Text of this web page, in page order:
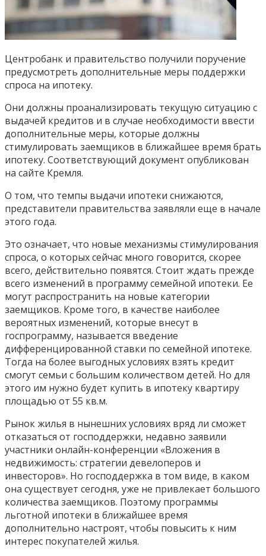
Центробанк и правительство получили поручение
предусмотреть дополнительные меры поддержки
спроса на ипотеку.
Они должны проанализировать текущую ситуацию с
выдачей кредитов и в случае необходимости ввести
дополнительные меры, которые должны
стимулировать заемщиков в ближайшее время брать
ипотеку. Соответствующий документ опубликован
на сайте Кремля.
О том, что темпы выдачи ипотеки снижаются,
представители правительства заявляли еще в начале
этого года.
Это означает, что новые механизмы стимулирования
спроса, о которых сейчас много говорится, скорее
всего, действительно появятся. Стоит ждать прежде
всего изменений в программу семейной ипотеки. Ее
могут распространить на новые категории
заемщиков. Кроме того, в качестве наиболее
вероятных изменений, которые внесут в
госпрограмму, называется введение
дифференцированной ставки по семейной ипотеке.
Тогда на более выгодных условиях взять кредит
смогут семьи с большим количеством детей. Но для
этого им нужно будет купить в ипотеку квартиру
площадью от 55 кв.м.
Рынок жилья в нынешних условиях вряд ли сможет
отказаться от господдержки, недавно заявили
участники онлайн-конференции «Вложения в
недвижимость: стратегии девелоперов и
инвесторов». Но господдержка в том виде, в каком
она существует сегодня, уже не привлекает большого
количества заемщиков. Поэтому программы
льготной ипотеки в ближайшее время
дополнительно настроят, чтобы повысить к ним
интерес покупателей жилья.